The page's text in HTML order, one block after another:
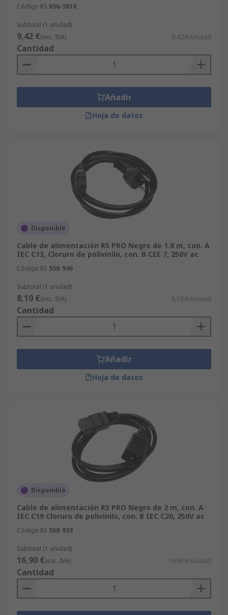
Código RS 656-3816
Subtotal (1 unidad)
9,42 €(exc. IVA) 9,42 €/unidad
Cantidad
Añadir
Hoja de datos
Disponible
Cable de alimentación RS PRO Negro de 1.8 m, con. A
IEC C13, Cloruro de polivinilo, con. B CEE 7, 250V ac
Código RS 558-946
Subtotal (1 unidad)
8,10 €(exc. IVA) 8,10 €/unidad
Cantidad
Añadir
Hoja de datos
Disponible
Cable de alimentación RS PRO Negro de 2 m, con. A
IEC C19 Cloruro de polivinilo, con. B IEC C20, 250V ac
Código RS 558-933
Subtotal (1 unidad)
16,90 €(exc. IVA) 16,90 €/unidad
Cantidad